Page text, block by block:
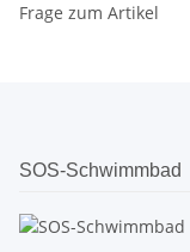
Frage zum Artikel
SOS-Schwimmbad